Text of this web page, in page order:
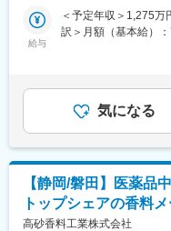
・製品開発および規
ベネフィット・リス
し、また開発および
供いただきます。
・社内外の会議にお
ます
■ポジションの魅力
◇日本だけでなく、各
給与
＜予定年収＞1,275万
訳＞月額（基本給）
異なる）：78,000円
以下・最大額）、
くまでも目安の金額
ます。月給(月額)は固
気になる
【静岡/磐田】医薬品
トップシェアの香料
高砂香料工業株式会社